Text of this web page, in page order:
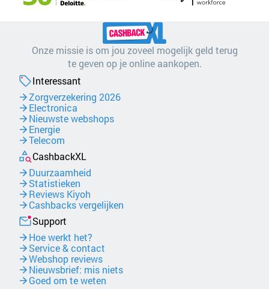
Onze missie is om jou zoveel mogelijk geld terug
te geven op je online aankopen.
Interessant
Zorgverzekering 2026
Electronica
Nieuwste webshops
Energie
Telecom
CashbackXL
Duurzaamheid
Statistieken
Reviews Kiyoh
Cashbacks vergelijken
Support
Hoe werkt het?
Service & contact
Webshop reviews
Nieuwsbrief: mis niets
Goed om te weten